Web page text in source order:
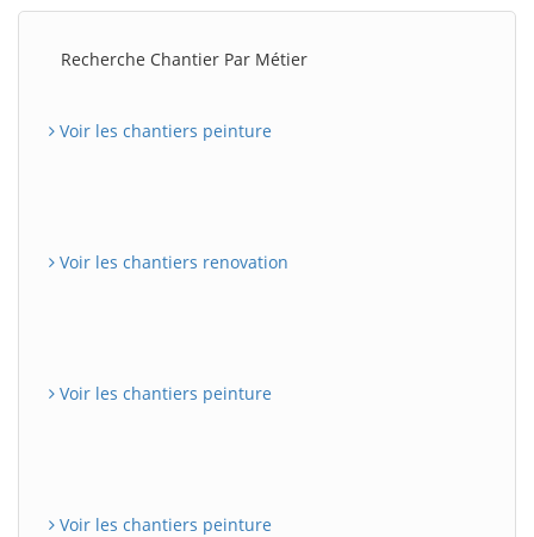
Recherche Chantier Par Métier
Voir les chantiers peinture
Voir les chantiers renovation
Voir les chantiers peinture
Voir les chantiers peinture